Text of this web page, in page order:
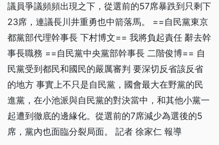
議員爭議頻頻出現之下，從選前的57席暴跌到只剩下
23席，連議長川井重勇也中箭落馬。 ==自民黨東京
都黨部代理幹事長 下村博文== 我將負起責任 辭去幹
事長職務 ==自民黨中央黨部幹事長 二階俊博== 自
民黨受到都民和國民的嚴厲審判 要深切反省該反省
的地方 事實上不只是自民黨，國會最大在野黨的民
進黨，在小池派與自民黨的對決當中，和其他小黨一
起遭到徹底的邊緣化。從選前的7席減少為選後的5
席，黨內也面臨分裂局面。 記者 徐家仁 報導